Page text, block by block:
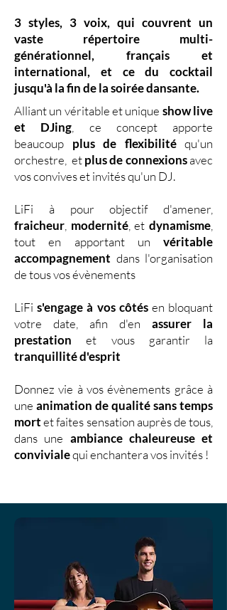
3 styles, 3 voix, qui couvrent un
vaste répertoire multi-
générationnel,
français et
international, et ce du cocktail
jusqu'à la fin de la soirée dansante.
Alliant un véritable et unique show live
et DJing
ce concept apporte
beaucoup plus de flexibilitéqu'un
orchestre, etplus de connexionsavec
vos convives et invités qu'un DJ.
LiFi à pour objectif d'amener,
fraicheur modernité, etdynamisme
tout en apportant un véritable
accompagnement dans l'organisation
de tous vos évènements
LiFis'engage à vos côtésen bloquant
votre date, afin d'en assurer la
prestationet vous garantir la
tranquillité d'esprit
Donnez vie à vos évènements grâce à
une animation de qualité sans temps
mortet faites sensation auprès de tous,
dans une ambiance chaleureuse et
convivialequi enchantera vos invités !